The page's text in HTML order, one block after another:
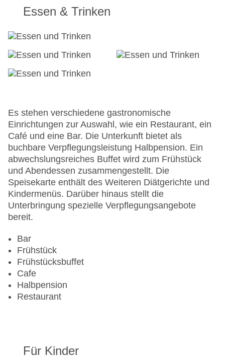
Hotelsafe
WLAN/WiFi im Hotel
Minimarkt
Anzahl der Konferenzräume: 1
Haustiere: gegen Gebühr
Gesamtanzahl der Zimmer: 137
Pools:Kinderbecken, Beheizter Außenpool, Indoor
Pool, Outdoor Pool, Liegen am Pool
Zahlungsarten: American Express, Diners Club,
Mastercard, Visa
Landeskategorie: 4 Sterne
Essen & Trinken
Es stehen verschiedene gastronomische
Einrichtungen zur Auswahl, wie ein Restaurant, ein
Café und eine Bar. Die Unterkunft bietet als
buchbare Verpflegungsleistung Halbpension. Ein
abwechslungsreiches Buffet wird zum Frühstück
und Abendessen zusammengestellt. Die
Speisekarte enthält des Weiteren Diätgerichte und
Kindermenüs. Darüber hinaus stellt die
Unterbringung spezielle Verpflegungsangebote
bereit.
Bar
Frühstück
Frühstücksbuffet
Cafe
Halbpension
Restaurant
Für Kinder